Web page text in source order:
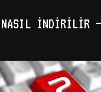
NASIL İNDIRILIR –